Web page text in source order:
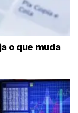
o que muda